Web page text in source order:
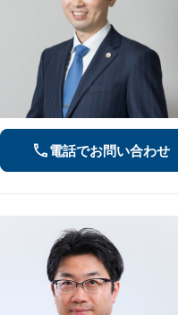
電話でお問い合わせ